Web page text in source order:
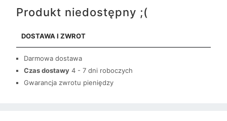
Produkt niedostępny ;(
DOSTAWA I ZWROT
Darmowa dostawa
Czas dostawy 4 - 7 dni roboczych
Gwarancja zwrotu pieniędzy